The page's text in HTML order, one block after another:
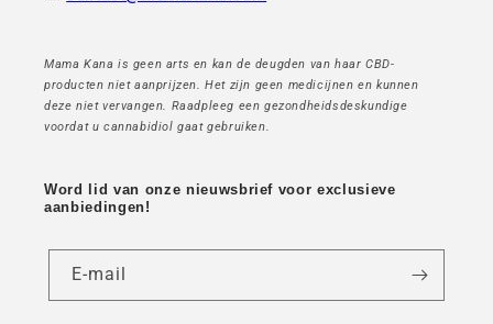
Mama Kana is geen arts en kan de deugden van haar CBD-
producten niet aanprijzen. Het zijn geen medicijnen en kunnen
deze niet vervangen. Raadpleeg een gezondheidsdeskundige
voordat u cannabidiol gaat gebruiken.
Word lid van onze nieuwsbrief voor exclusieve
aanbiedingen!
E-mail